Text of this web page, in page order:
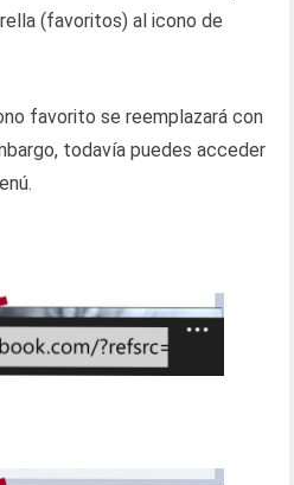
(favoritos) al icono de
favorito se reemplazará con
todavía puedes acceder